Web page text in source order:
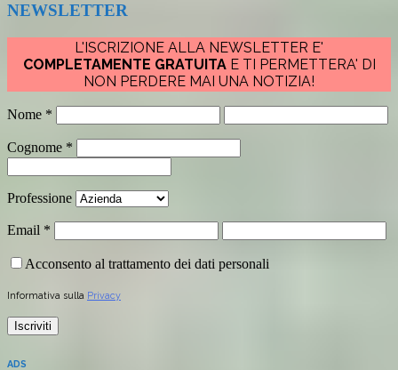
NEWSLETTER
L'ISCRIZIONE ALLA NEWSLETTER E'
COMPLETAMENTE GRATUITAE TI PERMETTERA' DI
NON PERDERE MAI UNA NOTIZIA!
Nome *
Cognome *
Professione
Email *
Acconsento al trattamento dei dati personali
Informativa sulla Privacy
ADS